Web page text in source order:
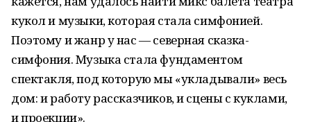
кукол и музыки, которая стала симфонией.
Поэтому и жанр у нас — северная сказка-
симфония. Музыка стала фундаментом
спектакля, под которую мы «укладывали» весь
дом: и работу рассказчиков, и сцены с куклами,
и проекции».